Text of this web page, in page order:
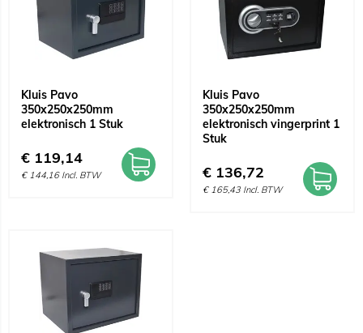
Kluis Pavo
350x250x250mm
elektronisch 1 Stuk
€ 119,14
€ 144,16 Incl. BTW
Kluis Pavo
350x250x250mm
elektronisch vingerprint 1
Stuk
€ 136,72
€ 165,43 Incl. BTW